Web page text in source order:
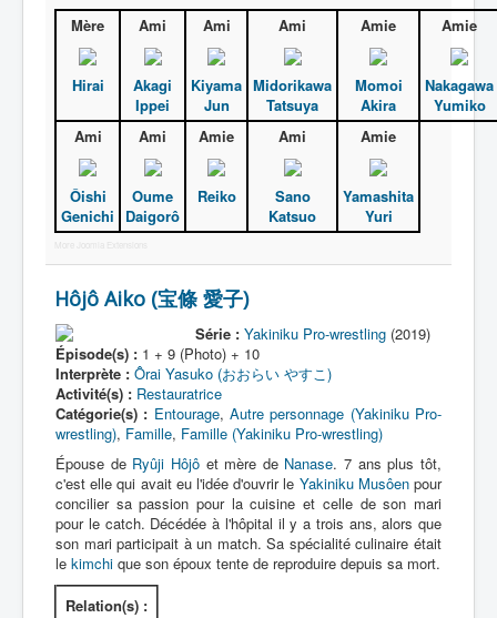
Mère
Hirai
Ami
Akagi
Ippei
Ami
Kiyama
Jun
Ami
Midorikawa
Tatsuya
Amie
Momoi
Akira
Amie
Nakagawa
Yumiko
Ami
Ôishi
Genichi
Ami
Oume
Daigorô
Amie
Reiko
Ami
Sano
Katsuo
Amie
Yamashita
Yuri
More Joomla Extensions
Hôjô Aiko (宝條 愛子)
Série : Yakiniku Pro-wrestling(2019)
Épisode(s) : 1 + 9 (Photo) + 10
Interprète : Ôrai Yasuko (おおらい やすこ)
Activité(s) : Restauratrice
Catégorie(s) : Entourage,Autre personnage (Yakiniku Pro-
wrestling), Famille, Famille (Yakiniku Pro-wrestling)
Épouse de Ryûji Hôjôet mère de Nanase. 7 ans plus tôt,
c'est elle qui avait eu l'idée d'ouvrir le Yakiniku Musôenpour
concilier sa passion pour la cuisine et celle de son mari
pour le catch. Décédée à l'hôpital il y a trois ans, alors que
son mari participait à un match. Sa spécialité culinaire était
le kimchi que son époux tente de reproduire depuis sa mort.
Relation(s) :